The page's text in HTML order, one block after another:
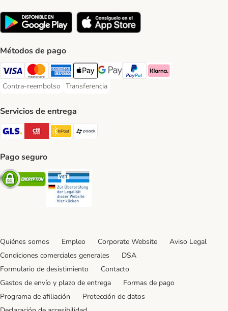
Métodos de pago
Visa Payment Method
Mastercard Payment Method
American Express Payment Method
Apple Pay Payment Method
Google Pay Payment Method
PayPal Payment Method
Klarna Payment Method
Contra-reembolso
Contra-reembolso Payment Method
Transferencia
Transferencia Payment Method
Servicios de entrega
GLS Shipping Method
CTTExpress Shipping Method
InPost Shipping Method
paack Shipping Method
Pago seguro
Security
Quiénes somos Empleo Corporate Website
Aviso Legal
Condiciones comerciales generales
DSA
Formulario de desistimiento
Contacto
Gastos de envío y plazo de entrega
Formas de pago
Programa de afiliación
Protección de datos